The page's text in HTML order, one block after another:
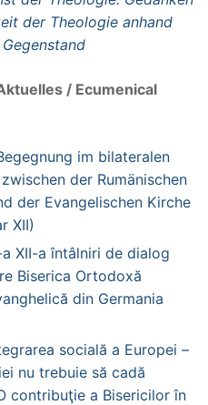
der Theologie anhand
/ Ecumenical
im bilateralen
der Rumänischen
der Evangelischen Kirche
XII)
XII-a întâlniri de dialog
Biserica Ortodoxă
din Germania
socială a Europei –
nu trebuie să cadă
contribuţie a Bisericilor în